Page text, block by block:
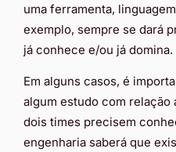
uma ferramenta,
exemplo, sempre se dará
já conhece e/ou já domina.
Em alguns casos, é
algum estudo com relação
dois times precisem
engenharia saberá que